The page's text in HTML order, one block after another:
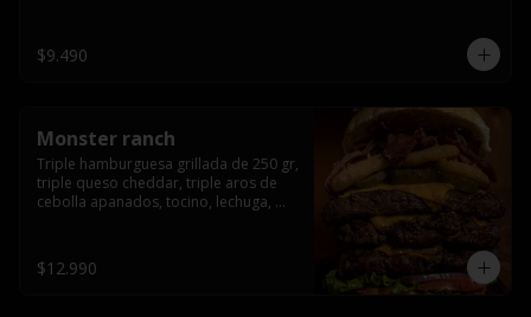
wisky jack daniels y salsa de miel.-
$9.490
Monster ranch
Triple hamburguesa grillada de 250 gr,
triple queso cheddar, triple aros de
cebolla apanados, tocino, lechuga,
$12.990